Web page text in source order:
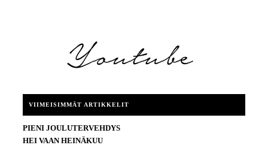
VIIMEISIMMÄT ARTIKKELIT
PIENI JOULUTERVEHDYS
HEI VAAN HEINÄKUU